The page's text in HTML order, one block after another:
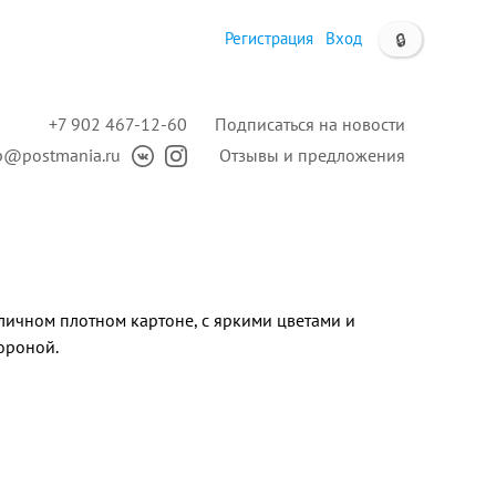
🔒
Регистрация Вход
Подписаться на новости
Отзывы и предложения
+7 902 467-12-60
плотном картоне, с яркими цветами и